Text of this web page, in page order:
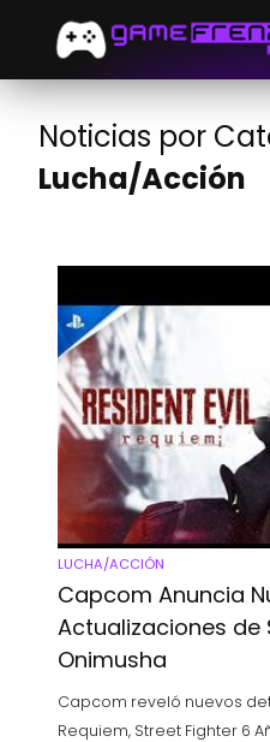
Noticias por
Lucha/Acción
LUCHA/ACCIÓN
Capcom Anuncia
Actualizaciones de
Onimusha
Capcom reveló nuevos
Requiem, Street Fighter 6